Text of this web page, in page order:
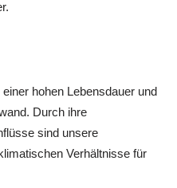
hohen Lebensdauer und
Durch ihre
sind unsere
Verhältnisse für